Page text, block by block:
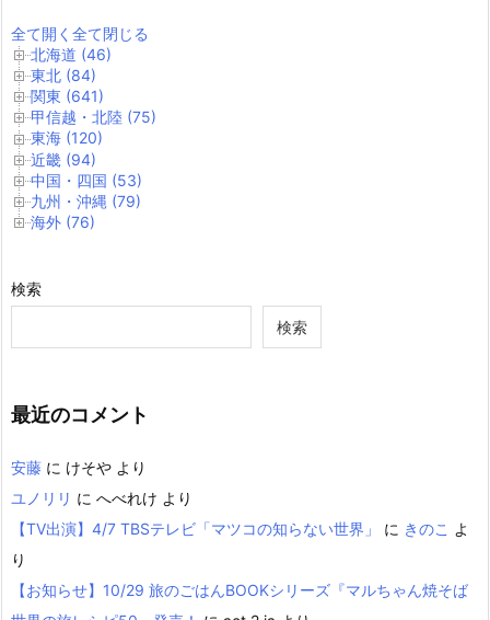
全て開く 全て閉じる
北海道 (46)
東北 (84)
関東 (641)
甲信越・北陸 (75)
東海 (120)
近畿 (94)
中国・四国 (53)
九州・沖縄 (79)
海外 (76)
検索
検索
最近のコメント
安藤 に けそや より
ユノリリ に へべれけ より
【TV出演】4/7 TBSテレビ「マツコの知らない世界」
に きのこ よ
り
【お知らせ】10/29 旅のごはんBOOKシリーズ『マルちゃん焼そば